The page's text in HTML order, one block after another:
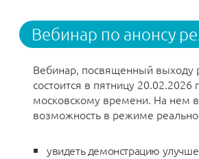
Вебинар по анонсу
Вебинар, посвященный выходу
состоится в пятницу 20.02.2026
московскому времени. На нем
возможность в режиме
увидеть демонстрацию